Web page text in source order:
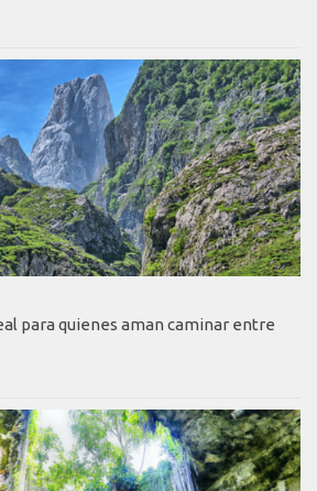
para quienes aman caminar entre